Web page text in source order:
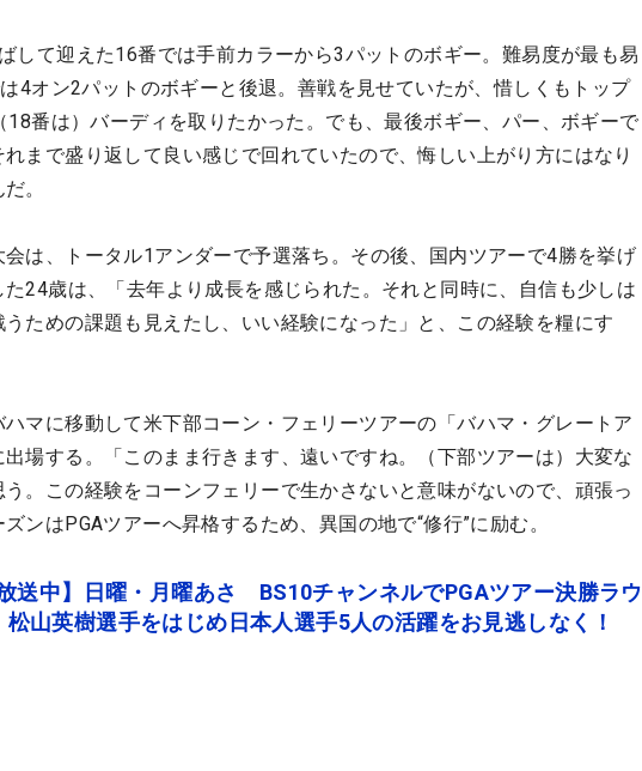
して迎えた16番では手前カラーから3パットのボギー。難易度が最も易
4オン2パットのボギーと後退。善戦を見せていたが、惜しくもトップ
18番は）バーディを取りたかった。でも、最後ボギー、パー、ボギーで
まで盛り返して良い感じで回れていたので、悔しい上がり方にはなり
。
は、トータル1アンダーで予選落ち。その後、国内ツアーで4勝を挙げ
24歳は、「去年より成長を感じられた。それと同時に、自信も少しは
ための課題も見えたし、いい経験になった」と、この経験を糧にす
マに移動して米下部コーン・フェリーツアーの「バハマ・グレートア
場する。「このまま行きます、遠いですね。（下部ツアーは）大変な
。この経験をコーンフェリーで生かさないと意味がないので、頑張っ
ンはPGAツアーへ昇格するため、異国の地で“修行”に励む。
送中】日曜・月曜あさ BS10チャンネルでPGAツアー決勝ラウ
山英樹選手をはじめ日本人選手5人の活躍をお見逃しなく！